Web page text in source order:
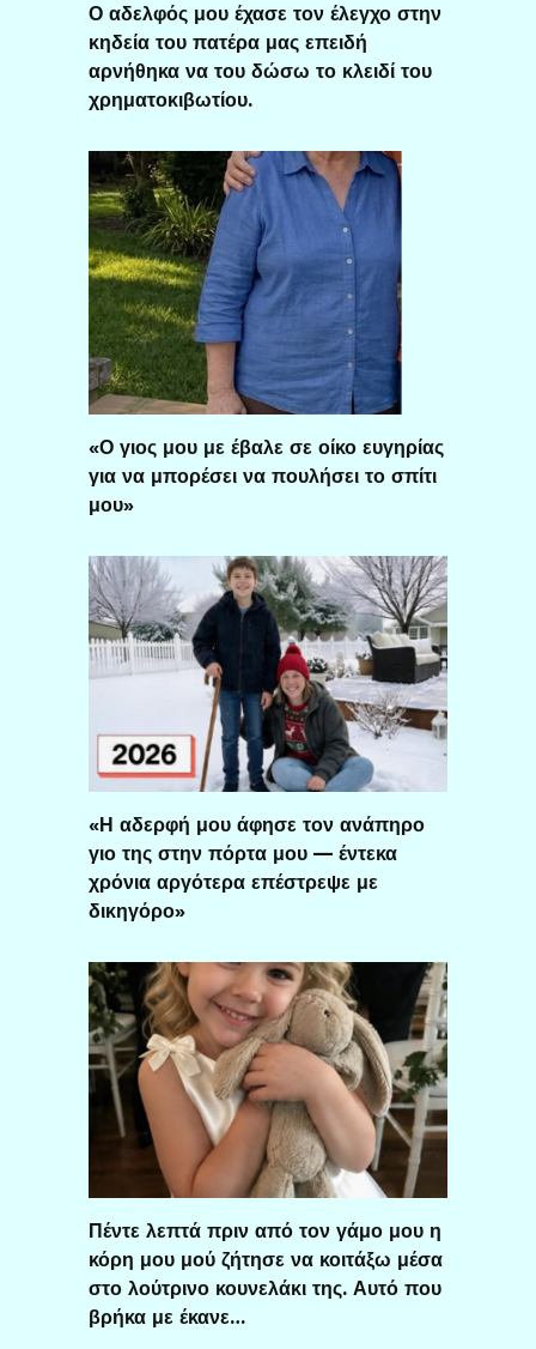
Ο αδελφός μου έχασε τον έλεγχο στην
κηδεία του πατέρα μας επειδή
αρνήθηκα να του δώσω το κλειδί του
χρηματοκιβωτίου.
«Ο γιος μου με έβαλε σε οίκο ευγηρίας
για να μπορέσει να πουλήσει το σπίτι
μου»
«Η αδερφή μου άφησε τον ανάπηρο
γιο της στην πόρτα μου — έντεκα
χρόνια αργότερα επέστρεψε με
δικηγόρο»
Πέντε λεπτά πριν από τον γάμο μου η
κόρη μου μού ζήτησε να κοιτάξω μέσα
στο λούτρινο κουνελάκι της. Αυτό που
βρήκα με έκανε…